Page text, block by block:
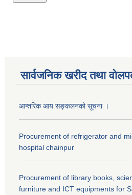
सार्वजनिक खरीद तथा
आन्तरिक आय सङ्कलनको सूचना ।
Procurement of refrigerator and
hospital chainpur
Procurement of library books,
furniture and ICT equipments for